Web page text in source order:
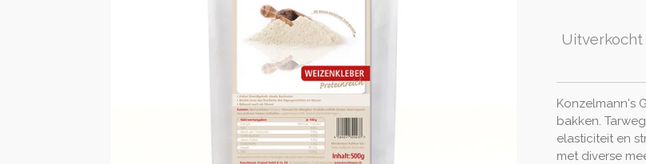
Uitverkocht
Konzelmann's
bakken.
elasticiteit en
met diverse